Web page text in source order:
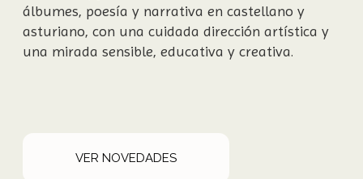
álbumes, poesía y narrativa en castellano y
asturiano, con una cuidada dirección artística y
una mirada sensible, educativa y creativa.
VER NOVEDADES